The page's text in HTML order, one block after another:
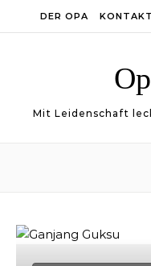
DER OPA KONTAKT
Mit Leidenschaft